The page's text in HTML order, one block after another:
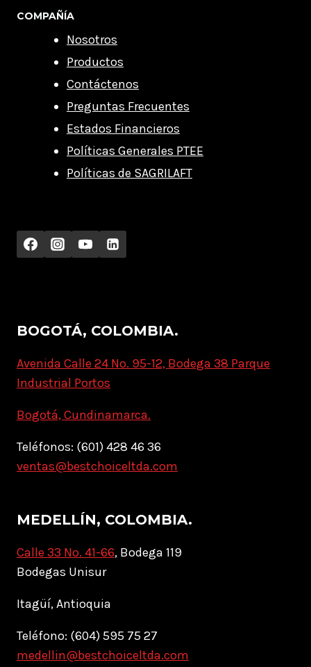
COMPAÑÍA
Nosotros
Productos
Contáctenos
Preguntas Frecuentes
Estados Financieros
Políticas Generales PTEE
Políticas de SAGRILAFT
BOGOTÁ, COLOMBIA.
Avenida Calle 24 No. 95-12, Bodega 38 Parque
Industrial Portos
Bogotá, Cundinamarca.
Teléfonos: (601) 428 46 36
ventas@bestchoiceltda.com
MEDELLÍN, COLOMBIA.
Calle 33 No. 41-66, Bodega 119
Bodegas Unisur
Itagüí, Antioquia
Teléfono: (604) 595 75 27
medellin@bestchoiceltda.com